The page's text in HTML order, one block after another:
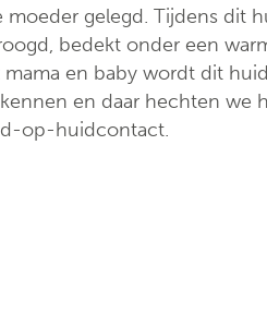
Ethische
Evenementen &
symposia
Klinische
gelegd. Tijdens dit
bedekt onder een
en baby wordt dit
en daar hechten we
op-huidcontact.